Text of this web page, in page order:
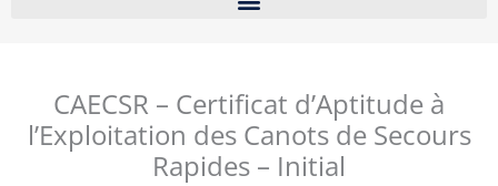
CAECSR – Certificat d’Aptitude à
l’Exploitation des Canots de Secours
Rapides – Initial